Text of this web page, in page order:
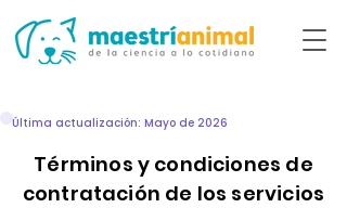
Última actualización: Mayo de 2026
Términos y condiciones de
contratación de los servicios